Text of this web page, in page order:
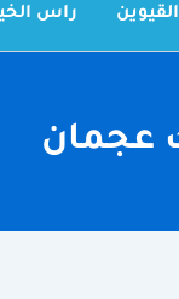
راس
عجمان